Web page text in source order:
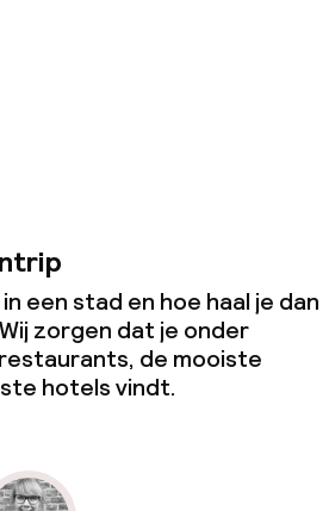
een stad en hoe haal je dan
zorgen dat je onder
de mooiste
hotels vindt.